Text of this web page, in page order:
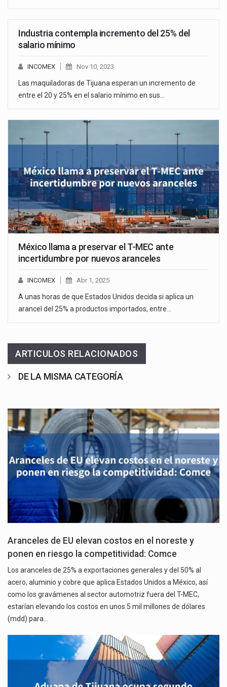
Industria contempla incremento del 25% del
salario mínimo
INCOMEX Nov 10, 2023
Las maquiladoras de Tijuana esperan un incremento de
entre el 20 y 25% en el salario mínimo en sus…
México llama a preservar el T-MEC ante
incertidumbre por nuevos aranceles
INCOMEX Abr 1, 2025
A unas horas de que Estados Unidos decida si aplica un
arancel del 25% a productos importados, entre…
ARTICULOS RELACIONADOS
DE LA MISMA CATEGORÍA
Aranceles de EU elevan costos en el noreste y
ponen en riesgo la competitividad: Comce
Los aranceles de 25% a exportaciones generales y del 50% al
acero, aluminio y cobre que aplica Estados Unidos a México, así
como los gravámenes al sector automotriz fuera del T-MEC,
estarían elevando los costos en unos 5 mil millones de dólares
(mdd) para…